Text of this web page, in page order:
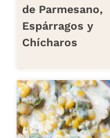
de Parmesano,
Espárragos y
Chícharos